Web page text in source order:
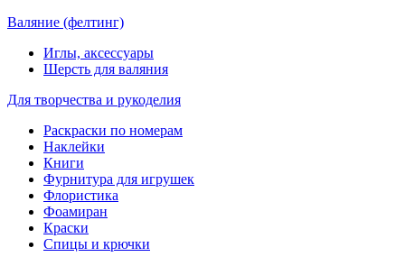
Валяние (фелтинг)
Иглы, аксессуары
Шерсть для валяния
Для творчества и рукоделия
Раскраски по номерам
Наклейки
Книги
Фурнитура для игрушек
Флористика
Фоамиран
Краски
Спицы и крючки